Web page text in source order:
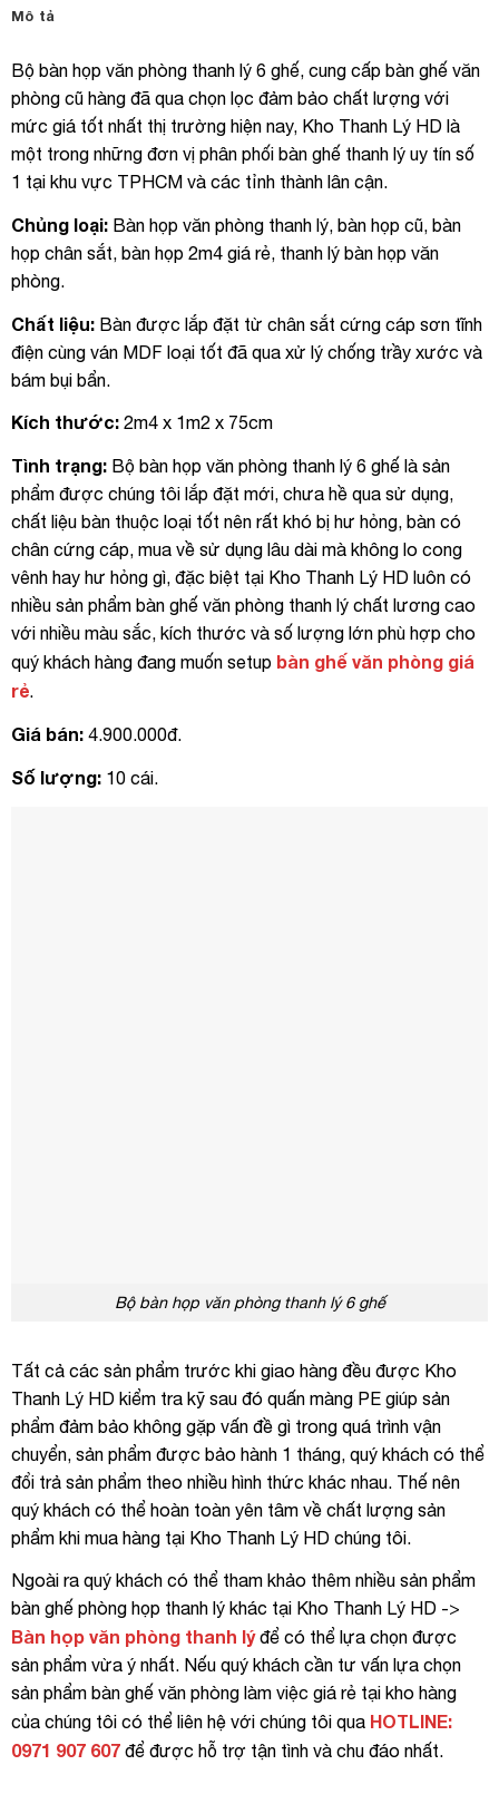
Mô tả
Bộ bàn họp văn phòng thanh lý 6 ghế, cung cấp bàn ghế văn
phòng cũ hàng đã qua chọn lọc đảm bảo chất lượng với
mức giá tốt nhất thị trường hiện nay, Kho Thanh Lý HD là
một trong những đơn vị phân phối bàn ghế thanh lý uy tín số
1 tại khu vực TPHCM và các tỉnh thành lân cận.
Chủng loại: Bàn họp văn phòng thanh lý, bàn họp cũ, bàn
họp chân sắt, bàn họp 2m4 giá rẻ, thanh lý bàn họp văn
phòng.
Chất liệu: Bàn được lắp đặt từ chân sắt cứng cáp sơn tĩnh
điện cùng ván MDF loại tốt đã qua xử lý chống trầy xước và
bám bụi bẩn.
Kích thước: 2m4 x 1m2 x 75cm
Tình trạng: Bộ bàn họp văn phòng thanh lý 6 ghế là sản
phẩm được chúng tôi lắp đặt mới, chưa hề qua sử dụng,
chất liệu bàn thuộc loại tốt nên rất khó bị hư hỏng, bàn có
chân cứng cáp, mua về sử dụng lâu dài mà không lo cong
vênh hay hư hỏng gì, đặc biệt tại Kho Thanh Lý HD luôn có
nhiều sản phẩm bàn ghế văn phòng thanh lý chất lương cao
với nhiều màu sắc, kích thước và số lượng lớn phù hợp cho
quý khách hàng đang muốn setup bàn ghế văn phòng giá
rẻ.
Giá bán: 4.900.000đ.
Số lượng: 10 cái.
Bộ bàn họp văn phòng thanh lý 6 ghế
Tất cả các sản phẩm trước khi giao hàng đều được Kho
Thanh Lý HD kiểm tra kỹ sau đó quấn màng PE giúp sản
phẩm đảm bảo không gặp vấn đề gì trong quá trình vận
chuyển, sản phẩm được bảo hành 1 tháng, quý khách có thể
đổi trả sản phẩm theo nhiều hình thức khác nhau. Thế nên
quý khách có thể hoàn toàn yên tâm về chất lượng sản
phẩm khi mua hàng tại Kho Thanh Lý HD chúng tôi.
Ngoài ra quý khách có thể tham khảo thêm nhiều sản phẩm
bàn ghế phòng họp thanh lý khác tại Kho Thanh Lý HD ->
Bàn họp văn phòng thanh lýđể có thể lựa chọn được
sản phẩm vừa ý nhất. Nếu quý khách cần tư vấn lựa chọn
sản phẩm bàn ghế văn phòng làm việc giá rẻ tại kho hàng
của chúng tôi có thể liên hệ với chúng tôi qua HOTLINE:
0971 907 607 để được hỗ trợ tận tình và chu đáo nhất.